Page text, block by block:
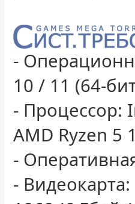
-
10 / 11 (64-
- Процессор:
AMD Ryzen 5
-
- Видеокарта: